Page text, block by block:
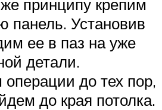
принципу крепим
панель. Установив
ее в паз на уже
детали.
до тех пор,
до края потолка.